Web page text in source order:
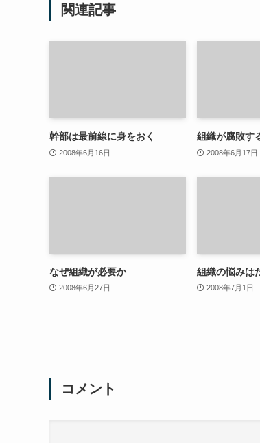
関連記事
幹部は最前線に身をおく
2008年6月16日
組織が腐敗す
2008年6月17日
なぜ組織が必要か
2008年6月27日
組織の悩みは
2008年7月1日
コメント